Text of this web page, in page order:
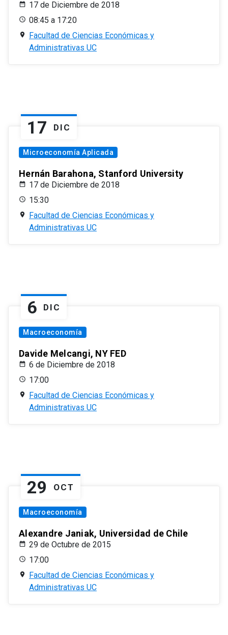
17 de Diciembre de 2018
08:45 a 17:20
Facultad de Ciencias Económicas y
Administrativas UC
17 DIC
Microeconomía Aplicada
Hernán Barahona, Stanford University
17 de Diciembre de 2018
15:30
Facultad de Ciencias Económicas y
Administrativas UC
6 DIC
Macroeconomía
Davide Melcangi, NY FED
6 de Diciembre de 2018
17:00
Facultad de Ciencias Económicas y
Administrativas UC
29 OCT
Macroeconomía
Alexandre Janiak, Universidad de Chile
29 de Octubre de 2015
17:00
Facultad de Ciencias Económicas y
Administrativas UC